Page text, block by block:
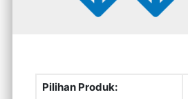
Pilihan Produk: